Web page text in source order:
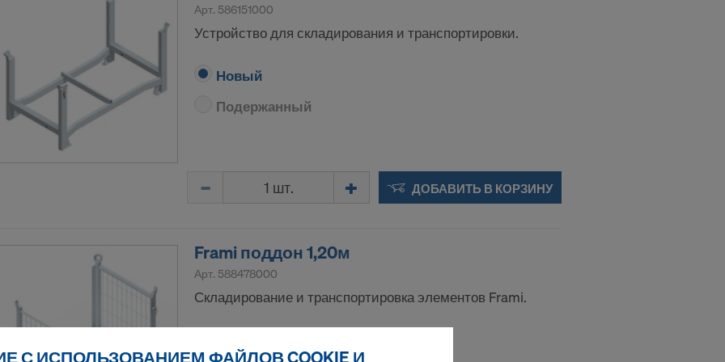
Арт. 586151000
Устройство для складирования и транспортировки.
Новый
Подержанный
ДОБАВИТЬ В КОРЗИНУ
Frami поддон 1,20м
Арт. 588478000
Складирование и транспортировка элементов Frami.
С ИСПОЛЬЗОВАНИЕМ ФАЙЛОВ COOKIE И